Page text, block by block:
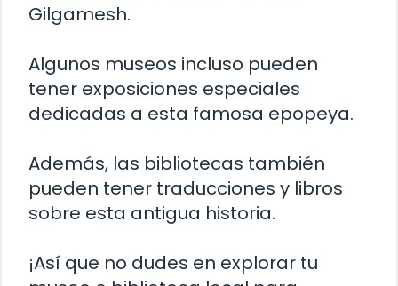
Gilgamesh.
Algunos museos incluso pueden
tener exposiciones especiales
dedicadas a esta famosa epopeya.
Además, las bibliotecas también
pueden tener traducciones y libros
sobre esta antigua historia.
¡Así que no dudes en explorar tu